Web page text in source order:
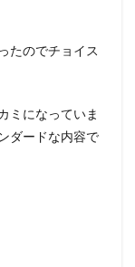
たのでチョイス
ミになっていま
ダードな内容で